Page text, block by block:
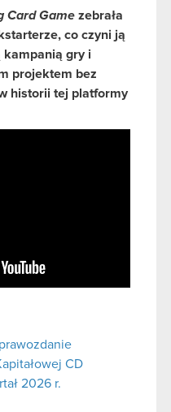
Card Game zebrała
co czyni ją
kampanią gry i
projektem bez
historii tej platformy
CD
2026 r.